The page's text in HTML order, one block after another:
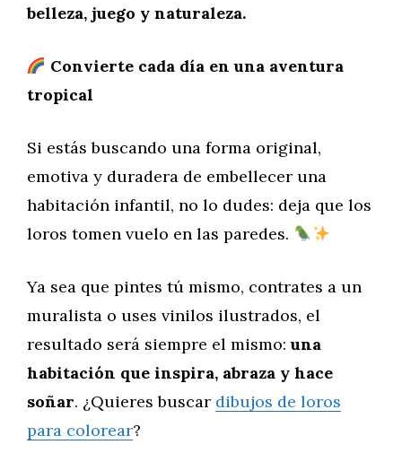
belleza, juego y naturaleza.
Convierte cada día en una aventura
tropical
Si estás buscando una forma original,
emotiva y duradera de embellecer una
habitación infantil, no lo dudes: deja que los
loros tomen vuelo en las paredes.
Ya sea que pintes tú mismo, contrates a un
muralista o uses vinilos ilustrados, el
resultado será siempre el mismo:una
habitación que inspira, abraza y hace
soñar. ¿Quieres buscar dibujos de loros
para colorear?